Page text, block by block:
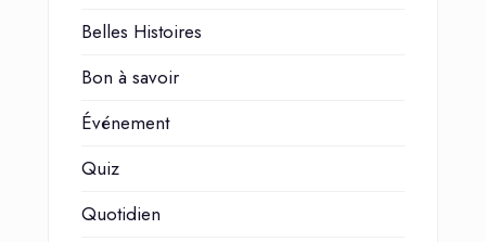
Belles Histoires
Bon à savoir
Événement
Quiz
Quotidien